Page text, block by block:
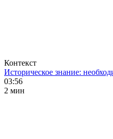
Контекст
Историческое знание:
03:56
2 мин